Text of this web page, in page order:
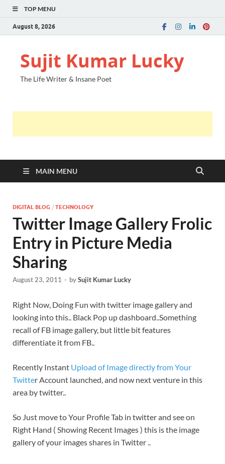
TOP MENU
August 8, 2026
Sujit Kumar Lucky
The Life Writer & Insane Poet
MAIN MENU
DIGITAL BLOG / TECHNOLOGY
Twitter Image Gallery Frolic
Entry in Picture Media
Sharing
August 23, 2011 - bySujit Kumar Lucky
Right Now, Doing Fun with twitter image gallery and
looking into this.. Black Pop up dashboard..Something
recall of FB image gallery, but little bit features
differentiate it from FB..
Recently Instant Upload of Image directly from Your
Twitter Account launched, and now next venture in this
area by twitter..
So Just move to Your Profile Tab in twitter and see on
Right Hand ( Showing Recent Images ) this is the image
gallery of your images shares in Twitter ..